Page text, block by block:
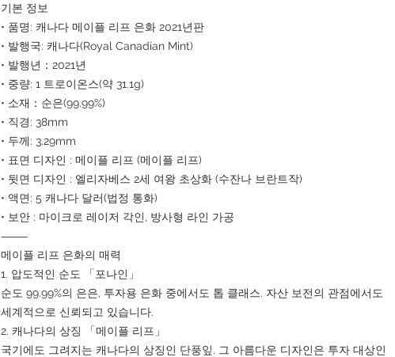
기본 정보
• 품명: 캐나다 메이플 리프 은화 2021년판
• 발행국: 캐나다(Royal Canadian Mint)
• 발행년：2021년
• 중량: 1 트로이온스(약 31.1g)
• 소재：순은(99.99%)
• 직경: 38mm
• 두께: 3.29mm
• 표면 디자인 : 메이플 리프 (메이플 리프)
• 뒷면 디자인 : 엘리자베스 2세 여왕 초상화 (수잔나 브란트작)
• 액면: 5 캐나다 달러(법정 통화)
• 보안 : 마이크로 레이저 각인, 방사형 라인 가공
⸻
메이플 리프 은화의 매력
1. 압도적인 순도 「포나인」
순도 99.99%의 은은, 투자용 은화 중에서도 톱 클래스. 자산 보전의 관점에서도
세계적으로 신뢰되고 있습니다.
2. 캐나다의 상징 「메이플 리프」
국기에도 그려지는 캐나다의 상징인 단풍잎. 그 아름다운 디자인은 투자 대상인